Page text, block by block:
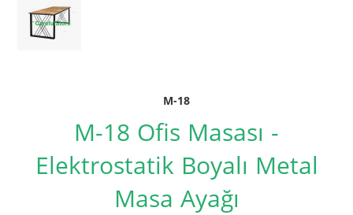
M-18
M-18 Ofis Masası -
Elektrostatik Boyalı Metal
Masa Ayağı